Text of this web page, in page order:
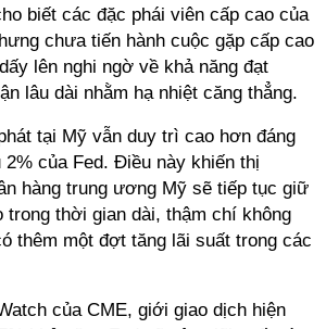
biết các đặc phái viên cấp cao của
chưa tiến hành cuộc gặp cấp cao
lên nghi ngờ về khả năng đạt
lâu dài nhằm hạ nhiệt căng thẳng.
tại Mỹ vẫn duy trì cao hơn đáng
của Fed. Điều này khiến thị
hàng trung ương Mỹ sẽ tiếp tục giữ
thời gian dài, thậm chí không
thêm một đợt tăng lãi suất trong các
của CME, giới giao dịch hiện